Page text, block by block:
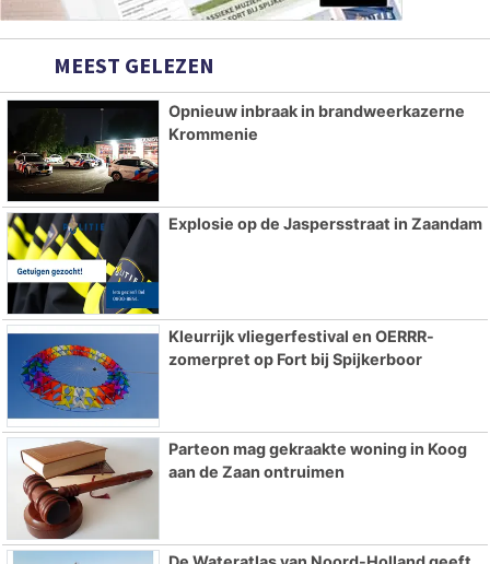
MEEST GELEZEN
Opnieuw inbraak in brandweerkazerne
Krommenie
Explosie op de Jaspersstraat in Zaandam
Kleurrijk vliegerfestival en OERRR-
zomerpret op Fort bij Spijkerboor
Parteon mag gekraakte woning in Koog
aan de Zaan ontruimen